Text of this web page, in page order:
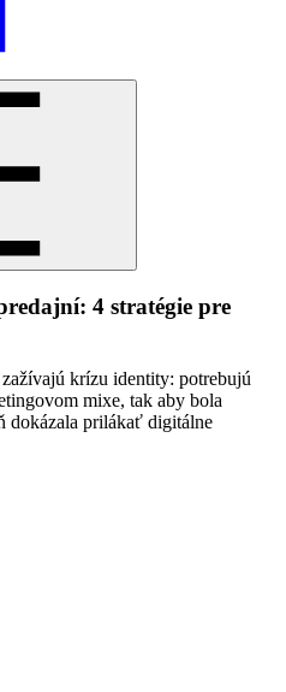
4 stratégie pre
krízu identity: potrebujú
mixe, tak aby bola
dokázala prilákať digitálne